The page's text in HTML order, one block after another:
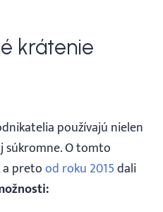
krátenie
používajú nielen
súkromne. O tomto
a pretood roku 2015dali